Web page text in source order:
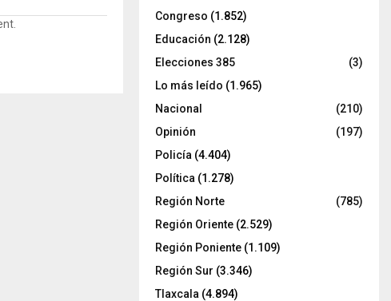
Congreso (1.852)
Educación (2.128)
Elecciones 385
(3)
Lo más leído (1.965)
Nacional
(210)
Opinión
(197)
Policía (4.404)
Política (1.278)
Región Norte
(785)
Región Oriente (2.529)
Región Poniente (1.109)
Región Sur (3.346)
Tlaxcala (4.894)